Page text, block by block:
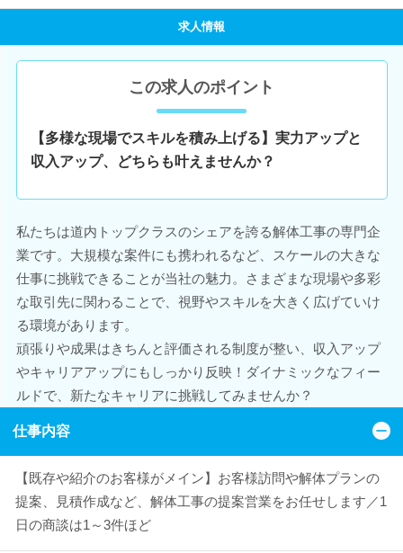
求人情報
この求人のポイント
【多様な現場でスキルを積み上げる】実力アップと
収入アップ、どちらも叶えませんか？
私たちは道内トップクラスのシェアを誇る解体工事の専門企
業です。大規模な案件にも携われるなど、スケールの大きな
仕事に挑戦できることが当社の魅力。さまざまな現場や多彩
な取引先に関わることで、視野やスキルを大きく広げていけ
る環境があります。
頑張りや成果はきちんと評価される制度が整い、収入アップ
やキャリアアップにもしっかり反映！ダイナミックなフィー
ルドで、新たなキャリアに挑戦してみませんか？
仕事内容
【既存や紹介のお客様がメイン】お客様訪問や解体プランの
提案、見積作成など、解体工事の提案営業をお任せします／1
日の商談は1～3件ほど